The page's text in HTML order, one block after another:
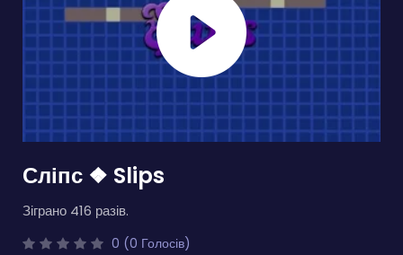
Сліпс ❖ Slips
Зіграно 416 разів.
0 (0 Голосів)